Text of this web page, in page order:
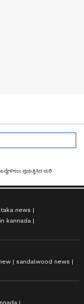
news
kannada
sandalwood news